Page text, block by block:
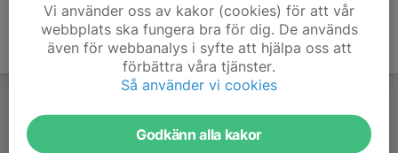
Vi använder oss av kakor (cookies) för att vår
webbplats ska fungera bra för dig. De används
även för webbanalys i syfte att hjälpa oss att
förbättra våra tjänster.
Så använder vi cookies
Godkänn alla kakor